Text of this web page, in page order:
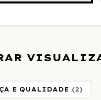
E QUALIDADE (2)